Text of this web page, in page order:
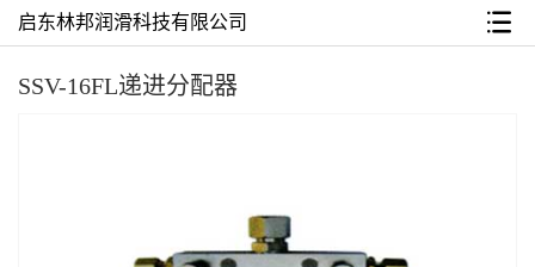
启东林邦润滑科技有限公司
SSV-16FL递进分配器